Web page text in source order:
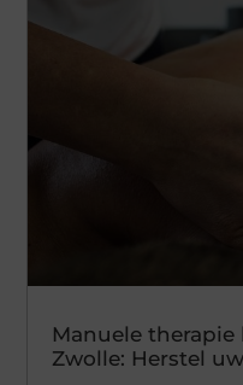
Manuele
Zwolle: Herstel